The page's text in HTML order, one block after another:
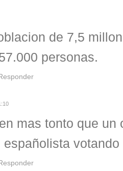
de 7,5
personas.
mas tonto que un
españolista